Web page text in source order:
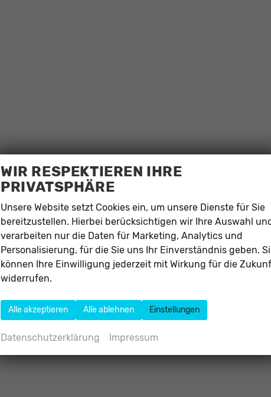
WIR RESPEKTIEREN IHRE
PRIVATSPHÄRE
Unsere Website setzt Cookies ein, um unsere Dienste für Sie
bereitzustellen. Hierbei berücksichtigen wir Ihre Auswahl
verarbeiten nur die Daten für Marketing, Analytics und
Personalisierung, für die Sie uns Ihr Einverständnis geben.
können Ihre Einwilligung jederzeit mit Wirkung für die
widerrufen.
Alle akzeptieren Alle ablehnen Einstellungen
Datenschutzerklärung Impressum